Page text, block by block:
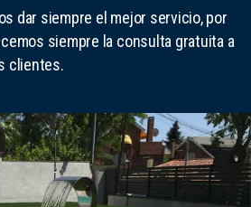
dar siempre el mejor servicio, por
siempre la consulta gratuita a
clientes.